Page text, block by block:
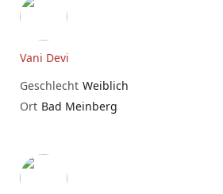
Vani Devi
Geschlecht Weiblich
Ort Bad Meinberg